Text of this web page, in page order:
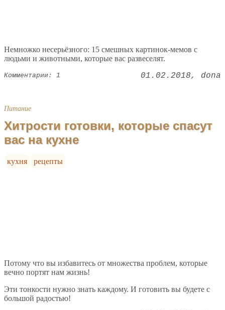
Немножко несерьёзного: 15 смешных картинок-мемов с
людьми и животными, которые вас развеселят.
Комментарии: 1 01.02.2018 dona
Питание
Хитрости готовки, которые спасут
вас на кухне
кухня рецепты
Потому что вы избавитесь от множества проблем, которые
вечно портят нам жизнь!
Эти тонкости нужно знать каждому. И готовить вы будете с
большой радостью!